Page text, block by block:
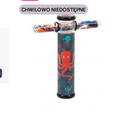
CHWILOWO NIEDOSTĘPNE